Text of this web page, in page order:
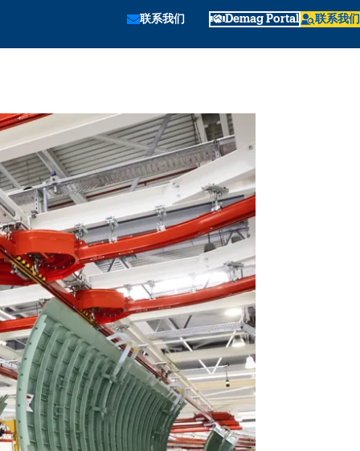
联系我们 Demag Portal 联系我们